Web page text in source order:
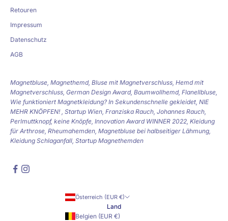
Retouren
Impressum
Datenschutz
AGB
Magnetbluse, Magnethemd, Bluse mit Magnetverschluss, Hemd mit
Magnetverschluss, German Design Award, Baumwollhemd, Flanellbluse,
Wie funktioniert Magnetkleidung? In Sekundenschnelle gekleidet, NIE
MEHR KNÖPFEN! , Startup Wien, Franziska Rauch, Johannes Rauch,
Perlmuttknopf, keine Knöpfe, Innovation Award WINNER 2022, Kleidung
für Arthrose, Rheumahemden, Magnetbluse bei halbseitiger Lähmung,
Kleidung Schlaganfall, Startup Magnethemden
Österreich (EUR €)
Land
Belgien (EUR €)